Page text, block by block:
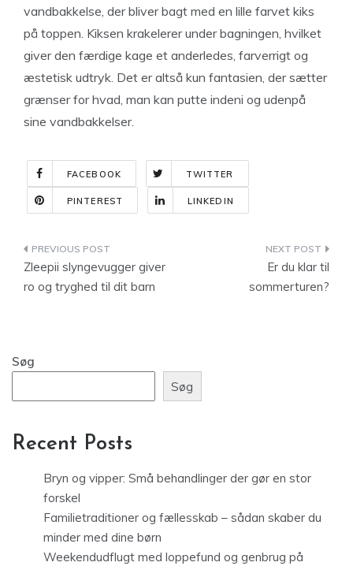
vandbakkelse, der bliver bagt med en lille farvet kiks
på toppen. Kiksen krakelerer under bagningen, hvilket
giver den færdige kage et anderledes, farverrigt og
æstetisk udtryk. Det er altså kun fantasien, der sætter
grænser for hvad, man kan putte indeni og udenpå
sine vandbakkelser.
FACEBOOK TWITTER
PINTEREST LINKEDIN
Indlægsnavigation
Zleepii slyngevugger giver
ro og tryghed til dit barn
Er du klar til
sommerturen?
Søg
Søg
Recent Posts
Bryn og vipper: Små behandlinger der gør en stor
forskel
Familietraditioner og fællesskab – sådan skaber du
minder med dine børn
Weekendudflugt med loppefund og genbrug på